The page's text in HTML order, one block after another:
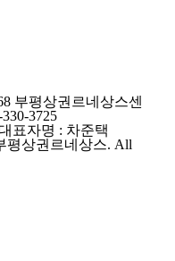
부평상권르네상스센
3725
표자명 : 차준택
평상권르네상스. All